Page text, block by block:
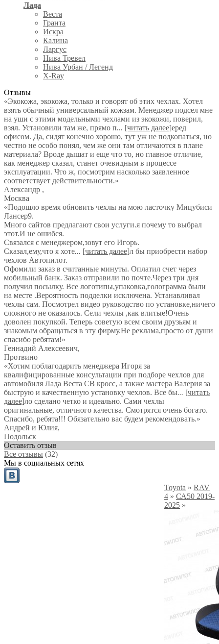
Лада
Веста
Гранта
Искра
Калина
Ларгус
Нива Тревел
Нива Урбан / Легенд
X-Ray
Отзывы
«Экокожа, экокожа, только и говорят об этих чехлах. Хотел
взять обычный универсальный кожзам. Менеджер подсел мне
на уши с этими модельными чехлами из экокожи, поверил,
взял. Установили там же, прямо п... [читать далее]еред
офисом. Да, сидят конечно хорошо, тут уж не подкопаться, но
честно не особо понял, чем же они там отличаются в плане
материала? Вроде дышат и еще что то, но главное отличие,
как менеджер сказал, станет очевидным в процессе
эксплуатации. Что ж, посмотрим насколько заявленное
соответствует действительности.»
Александр ,
Москва
«Подошло время обновить чехлы на мою ласточку Мицубиси
Лансер9.
Много сайтов предлагают свои услуги.я почему то выбрал
этот.И не ошибся.
Связался с менеджером,зовут его Игорь.
Сказал,ему,что я хоте... [читать далее]л бы приобрести набор
чехлов Автопилот.
Офомили заказ в считанные минуты. Оплатил счет через
мобильный банк. Заказ отправили по почте.Через три дня
получил посылку. Все логотипы,упаковка,голограмма были
на месте .Вероятность подделки исключена. Устанавливал
чехлы сам. Посмотрел видео руководство по установке,ничего
сложного не оказалось. Сели чехлы ,как влитые!Очень
доволен покупкой. Теперь советую всем своим друзьям и
знакомым обращаться в эту фирму.Не реклама,просто от души
спасибо ребятам!»
Геннадий Алексеевич,
Протвино
«Хотим поблагодарить менеджера Игоря за
квалифицированные консультации при подборе чехлов для
автомобиля Лада Веста СВ кросс, а также мастера Валерия за
быструю и качественную установку чехлов. Все бы... [читать
далее]ло сделано четко и идеально. Сами чехлы
оригинальные, отличного качества. Смотрятся очень богато.
Спасибо, ребята!!! Обязательно вас будем рекомендовать.»
Андрей и Юлия,
Подольск
Оставить отзыв
Все отзывы (32)
Мы в социальных сетях
Toyota » RAV
4 » СА50 2019-
2025 »